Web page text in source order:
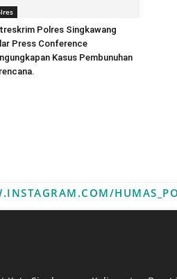
Polres Singkawang
Press Conference
Kasus Pembunuhan